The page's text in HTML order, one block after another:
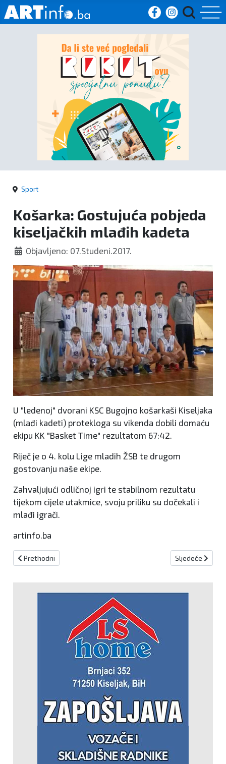
Početna
Kultura
kronika
Politika
Zanimljivosti
Sport
Košarka: Gostujuća pobjeda
kiseljačkih mlađih kadeta
Objavljeno: 07.Studeni.2017.
U "ledenoj" dvorani KSC Bugojno košarkaši Kiseljaka
(mlađi kadeti) protekloga su vikenda dobili domaću
ekipu KK "Basket Time" rezultatom 67:42.
Riječ je o 4. kolu Lige mladih ŽSB te drugom
gostovanju naše ekipe.
Zahvaljujući odličnoj igri te stabilnom rezultatu
tijekom cijele utakmice, svoju priliku su dočekali i
mlađi igrači.
artinfo.ba
Prethodni članak: NK Kiseljak svladao i Vitez
Prethodni Sljedeći
Sljedeće